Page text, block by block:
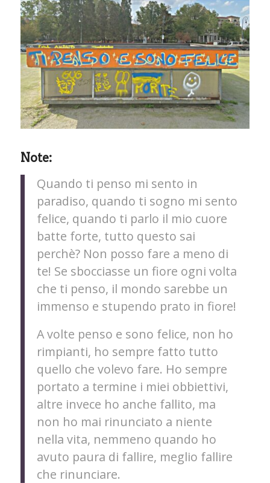
Note:
Quando ti penso mi sento in
paradiso, quando ti sogno mi sento
felice, quando ti parlo il mio cuore
batte forte, tutto questo sai
perchè? Non posso fare a meno di
te! Se sbocciasse un fiore ogni volta
che ti penso, il mondo sarebbe un
immenso e stupendo prato in fiore!
A volte penso e sono felice, non ho
rimpianti, ho sempre fatto tutto
quello che volevo fare. Ho sempre
portato a termine i miei obbiettivi,
altre invece ho anche fallito, ma
non ho mai rinunciato a niente
nella vita, nemmeno quando ho
avuto paura di fallire, meglio fallire
che rinunciare.